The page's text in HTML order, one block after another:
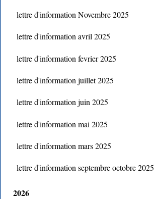
lettre d'information Novembre 2025
lettre d'information avril 2025
lettre d'information fevrier 2025
lettre d'information juillet 2025
lettre d'information juin 2025
lettre d'information mai 2025
lettre d'information mars 2025
lettre d'information septembre octobre 2025
2026